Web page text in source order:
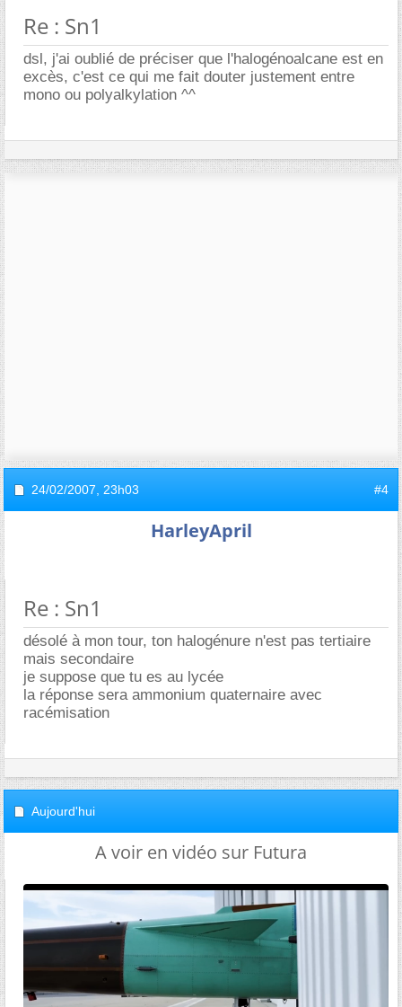
Re : Sn1
dsl, j'ai oublié de préciser que l'halogénoalcane est en
excès, c'est ce qui me fait douter justement entre
mono ou polyalkylation ^^
24/02/2007, 23h03 #4
HarleyApril
Re : Sn1
désolé à mon tour, ton halogénure n'est pas tertiaire
mais secondaire
je suppose que tu es au lycée
la réponse sera ammonium quaternaire avec
racémisation
Aujourd'hui
A voir en vidéo sur Futura